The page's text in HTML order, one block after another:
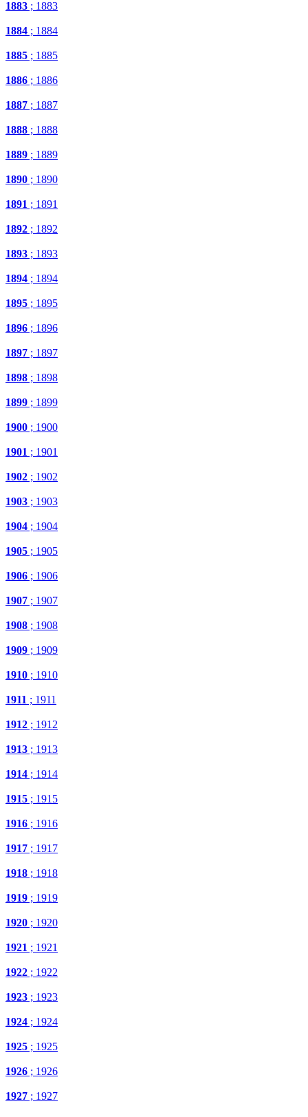
1883 ; 1883
1884 ; 1884
1885 ; 1885
1886 ; 1886
1887 ; 1887
1888 ; 1888
1889 ; 1889
1890 ; 1890
1891 ; 1891
1892 ; 1892
1893 ; 1893
1894 ; 1894
1895 ; 1895
1896 ; 1896
1897 ; 1897
1898 ; 1898
1899 ; 1899
1900 ; 1900
1901 ; 1901
1902 ; 1902
1903 ; 1903
1904 ; 1904
1905 ; 1905
1906 ; 1906
1907 ; 1907
1908 ; 1908
1909 ; 1909
1910 ; 1910
1911 ; 1911
1912 ; 1912
1913 ; 1913
1914 ; 1914
1915 ; 1915
1916 ; 1916
1917 ; 1917
1918 ; 1918
1919 ; 1919
1920 ; 1920
1921 ; 1921
1922 ; 1922
1923 ; 1923
1924 ; 1924
1925 ; 1925
1926 ; 1926
1927 ; 1927